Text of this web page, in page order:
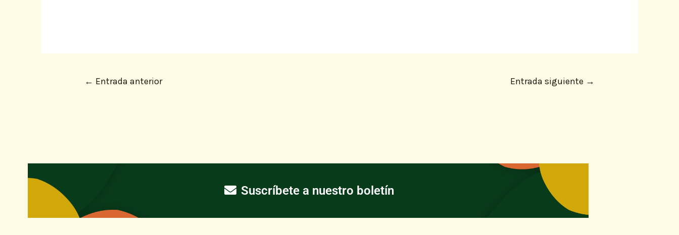
← Entrada anterior Entrada siguiente →
Suscríbete a nuestro boletín